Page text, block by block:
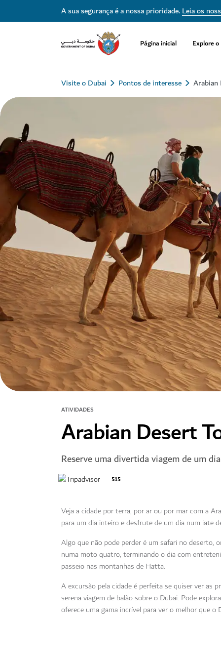
A sua segurança é a nossa prioridade.Leia os
Página inicial Explore
Visite o Dubai Pontos de interesse Arabian
ATIVIDADES
Arabian Desert
Reserve uma divertida viagem de um
515
Veja a cidade por terra, por ar ou por mar com a
para um dia inteiro e desfrute de um dia num iate
Algo que não pode perder é um safari no deserto,
numa moto quatro, terminando o dia com
passeio nas montanhas de Hatta.
A excursão pela cidade é perfeita se quiser ver as
serena viagem de balão sobre o Dubai. Pode
oferece uma gama incrível para ver o melhor que o